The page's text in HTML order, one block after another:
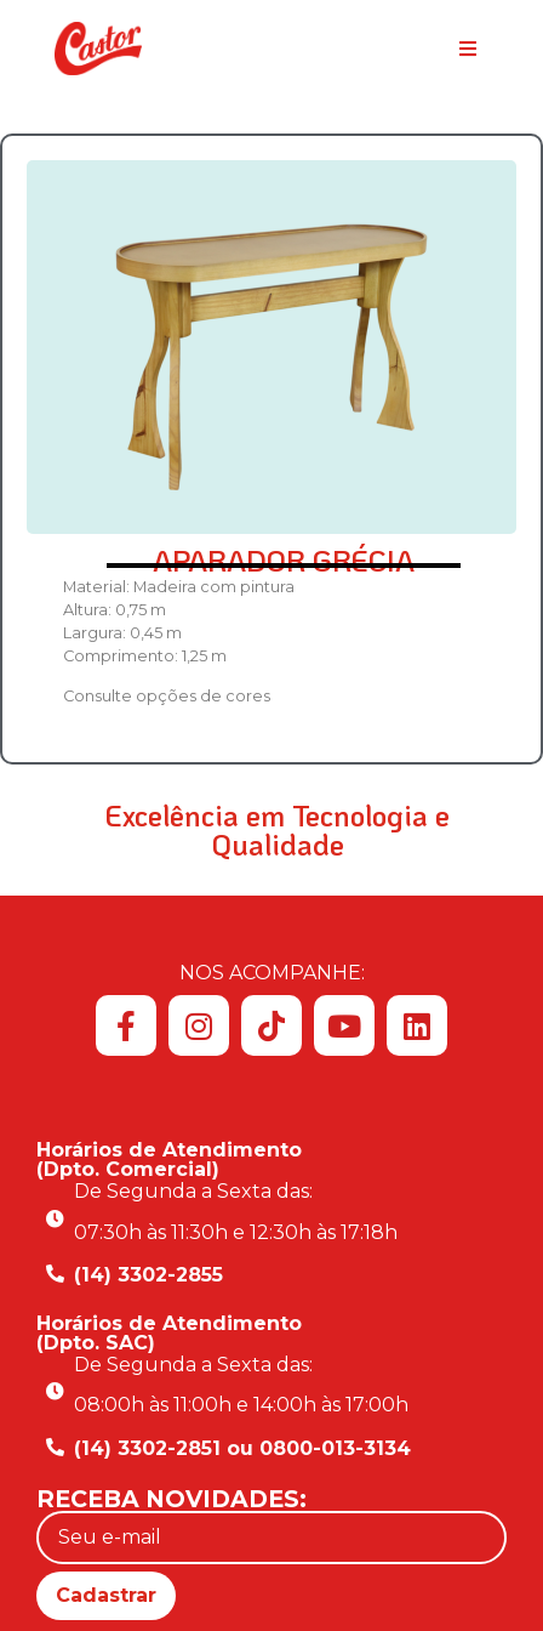
APARADOR GRÉCIA
Material: Madeira com pintura
Altura: 0,75 m
Largura: 0,45 m
Comprimento: 1,25 m
Consulte opções de cores
Excelência em Tecnologia e
Qualidade
NOS ACOMPANHE:
Horários de Atendimento
(Dpto. Comercial)
De Segunda a Sexta das:
07:30h às 11:30h e 12:30h às 17:18h
(14) 3302-2855
Horários de Atendimento
(Dpto. SAC)
De Segunda a Sexta das:
08:00h às 11:00h e 14:00h às 17:00h
(14) 3302-2851 ou 0800-013-3134
RECEBA NOVIDADES: